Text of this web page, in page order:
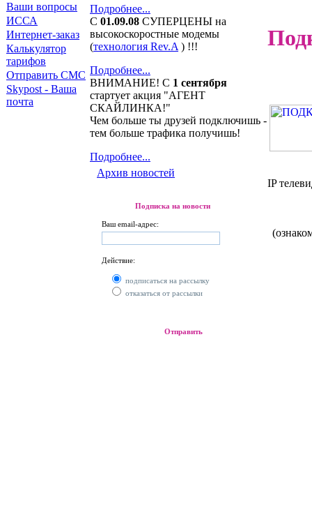
Ваши вопросы
ИССА
Интернет-заказ
Калькулятор
тарифов
Отправить СМС
Skypost - Ваша
почта
Подробнее...
C 01.09.08 СУПЕРЦЕНЫ на
высокоскоростные модемы
(технология Rev.A ) !!!
Подробнее...
ВНИМАНИЕ! С 1 сентября
стартует акция "АГЕНТ
СКАЙЛИНКА!"
Чем больше ты друзей подключишь -
тем больше трафика получишь!
Подробнее...
Архив новостей
Подписка на новости
Ваш email-адрес:
Действие:
подписаться на рассылку
отказаться от рассылки
Отправить
IP